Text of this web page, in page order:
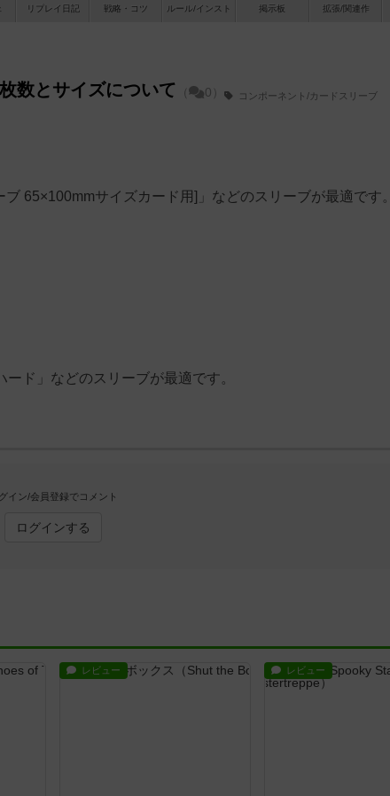
リプレイ 日記 戦略 ・コツ ルール/インスト 掲示板 拡張/関連作
数とサイズについて （ 0） コンポーネント/カードスリーブ
65×100mmサイズカード用]」などのスリーブが最適です。
ド」などのスリーブが最適です。
イン/会員登録でコメント
ログインする
レビュー レビュー